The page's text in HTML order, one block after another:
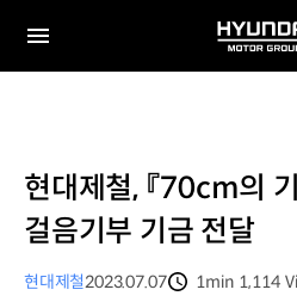
전체
HYUNDAI
MOTOR
현대제철, 『70cm의
걸음기부 기금 전달
현대제철2023.07.07
1min 1,114